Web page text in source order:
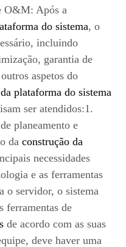
O&M: Após a
do sistema, o
incluindo
garantia de
aspetos do
plataforma do sistema
ser atendidos:1.
planeamento e
daconstrução da
necessidades
e as ferramentas
o servidor, o sistema
ferramentas de
de acordo com as suas
deve haver uma